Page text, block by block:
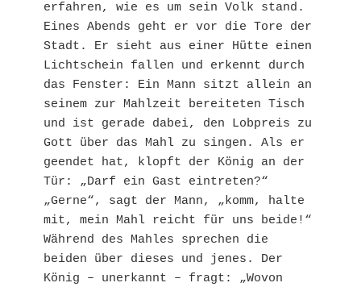
erfahren, wie es um sein Volk stand.
Eines Abends geht er vor die Tore der
Stadt. Er sieht aus einer Hütte einen
Lichtschein fallen und erkennt durch
das Fenster: Ein Mann sitzt allein an
seinem zur Mahlzeit bereiteten Tisch
und ist gerade dabei, den Lobpreis zu
Gott über das Mahl zu singen. Als er
geendet hat, klopft der König an der
Tür: „Darf ein Gast eintreten?“
„Gerne“, sagt der Mann, „komm, halte
mit, mein Mahl reicht für uns beide!“
Während des Mahles sprechen die
beiden über dieses und jenes. Der
König – unerkannt – fragt: „Wovon